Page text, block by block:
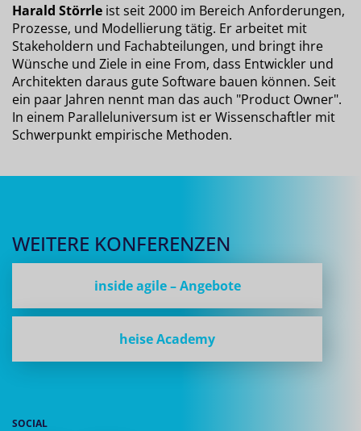
Harald Störrle ist seit 2000 im Bereich Anforderungen,
Prozesse, und Modellierung tätig. Er arbeitet mit
Stakeholdern und Fachabteilungen, und bringt ihre
Wünsche und Ziele in eine From, dass Entwickler und
Architekten daraus gute Software bauen können. Seit
ein paar Jahren nennt man das auch "Product Owner".
In einem Paralleluniversum ist er Wissenschaftler mit
Schwerpunkt empirische Methoden.
WEITERE KONFERENZEN
inside agile – Angebote
heise Academy
SOCIAL